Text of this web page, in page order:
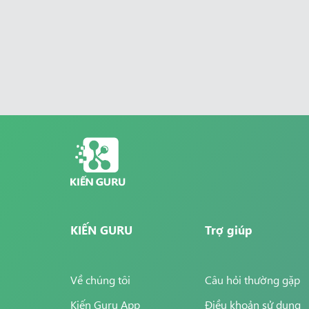
KIẾN GURU
Về chúng tôi
Kiến Guru App
Trợ giúp
Câu hỏi thường gặp
Điều khoản sử dụng